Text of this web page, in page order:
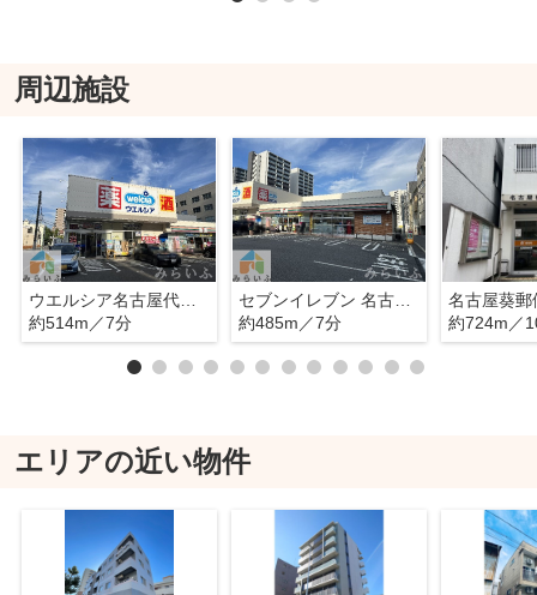
周辺施設
ウエルシア名古屋代官町店
約514m／7分
セブンイレブン 名古屋代官町店
約485m／7分
名古屋葵郵
約724m／
エリアの近い物件